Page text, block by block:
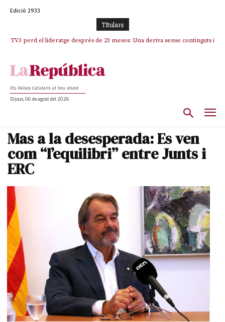
Edició 2933
TItulars
TV3 perd el lideratge després de 23 mesos: Una deriva sense continguts i
Els Països Catalans al teu abast
Dijous, 06 de agost del 2026
Mas a la desesperada: Es ven
com “l’equilibri” entre Junts i
ERC